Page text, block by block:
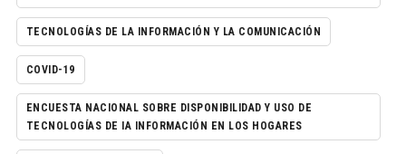
TECNOLOGÍAS DE LA INFORMACIÓN Y LA COMUNICACIÓN
COVID-19
ENCUESTA NACIONAL SOBRE DISPONIBILIDAD Y USO DE
TECNOLOGÍAS DE IA INFORMACIÓN EN LOS HOGARES